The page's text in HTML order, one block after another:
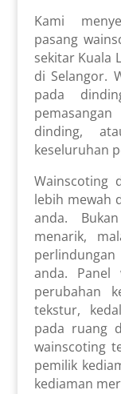
Kami
pasang
sekitar Kuala
di Selangor.
pada
dinding,
keseluruhan
Wainscoting
lebih mewah
anda.
menarik,
anda. Panel
perubahan
tekstur,
pada ruang
wainscoting
pemilik
kediaman